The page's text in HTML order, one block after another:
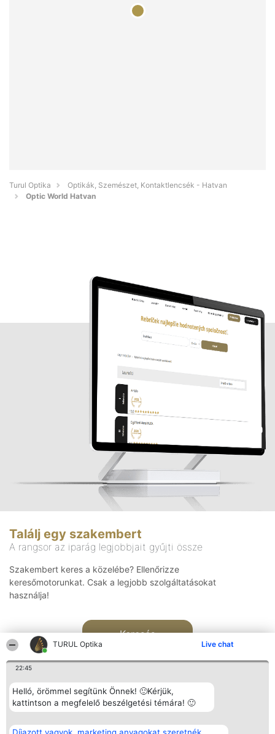
TURUL Optika Live chat
22:45
Helló, örömmel segítünk Önnek! 🙂Kérjük,
kattintson a megfelelő beszélgetési témára! 🙂
Turul Optika
Optikák, Szemészet, Kontaktlencsék - Hatvan
Optic World Hatvan
Találj egy szakembert
A rangsor az iparág legjobbjait gyűjti össze
Szakembert keres a közelébe? Ellenőrizze
keresőmotorunkat. Csak a legjobb szolgáltatásokat
használja!
Keresés
Rangsorszervező Népszavazás Elérhetőség